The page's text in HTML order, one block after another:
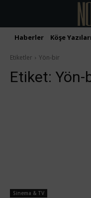
Haberler Köşe Yazıları
Etiketler Yön-bir
Etiket: Yön-
Sinema & TV